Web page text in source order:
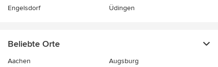
Engelsdorf Üdingen
Beliebte Orte
Aachen
Augsburg